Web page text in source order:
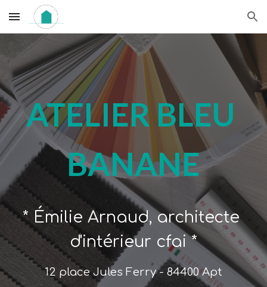
Skip to main content Skip to navigation
ATELIER BLEU
BANANE
* Émilie Arnaud, architecte
d'intérieur cfai *
12 place Jules Ferry - 84400 Apt